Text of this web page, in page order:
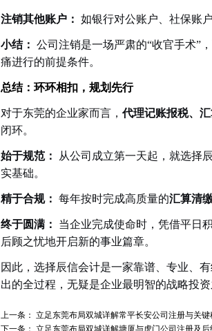
注销其他账户： 如银行对公账户、社保账户
小结： 公司注销是一场严肃的“收官手术”
痛进行的前提条件。
总结：环环相扣，规划先行
对于东莞的企业家而言， 代理记账报税、
闭环。
始于规范： 从公司成立第一天起，就选择
实基础。
精于合规： 每年按时完成高质量的汇算清
终于圆满： 当企业完成使命时，凭借平日
后顾之忧地开启新的事业篇章。
因此，选择辰信会计是一家靠谱、专业、
出的全过程，无疑是企业最明智的战略投资
上一条： 立足东莞布局双城详解常平长安公司注册与关键
下一条： 立足东莞布局双城详解塘厦与虎门公司注册及